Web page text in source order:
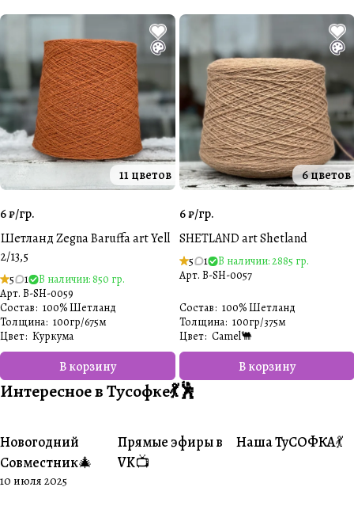
11 цветов
6 ₽/гр.
Шетланд Zegna Baruffa art Yell
2/13,5
5 1
В наличии: 850 гр.
Арт. B-SH-0059
В корзину
Состав: 100% Шетланд
Толщина: 100гр/675м
Цвет: Куркума
6 цветов
6 ₽/гр.
SHETLAND art Shetland
5 1
В наличии: 2885 гр.
Арт. B-SH-0057
В корзину
Состав: 100% Шетланд
Толщина: 100гр/375м
Цвет: Camel🐫
Интересное в Тусофке💃🕺
#Совместники
Новогодний
Совместник🎄
10 июля 2025
#Житуха
Прямые эфиры в
VK📺
#Совместники
Наша ТуСОФКА💃